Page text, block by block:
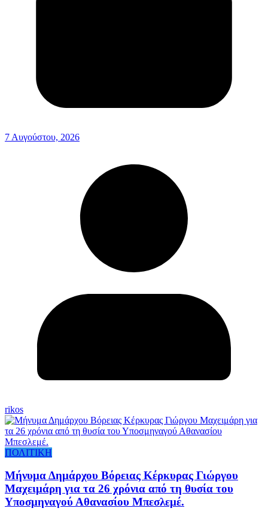
7 Αυγούστου, 2026
rikos
ΠΟΛΙΤΙΚΗ
Μήνυμα Δημάρχου Βόρειας Κέρκυρας Γιώργου
Μαχειμάρη για τα 26 χρόνια από τη θυσία του
Υποσμηναγού Αθανασίου Μπεσλεμέ.